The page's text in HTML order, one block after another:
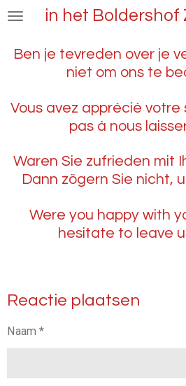
Ga
naar
in het Boldershof
Ben je tevreden over je
niet om ons te
Vous avez apprécié votre
pas à nous
Waren Sie zufrieden mit
Dann zögern Sie nicht,
Were you happy with
hesitate to leave
Reactie plaatsen
Naam *